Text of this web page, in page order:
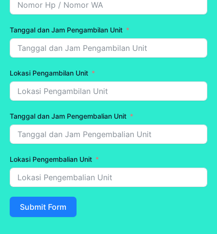
Tanggal dan Jam Pengambilan Unit
Lokasi Pengambilan Unit
Tanggal dan Jam Pengembalian Unit
Lokasi Pengembalian Unit
Submit Form